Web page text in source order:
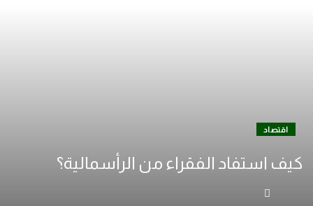
اقتصاد
كيف استفاد الفقراء من الرأسمالية؟